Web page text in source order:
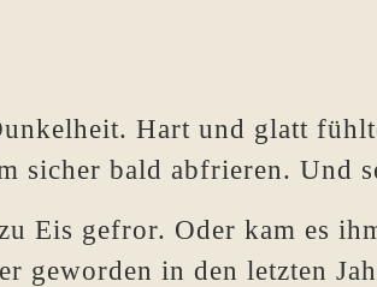
Hart und glatt
sicher bald abfrieren. Und
Eis gefror. Oder kam es
geworden in den letzten